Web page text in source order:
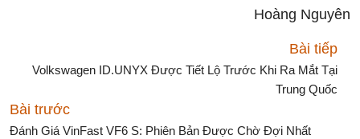
Hoàng Nguyên
Bài tiếp
Volkswagen ID.UNYX Được Tiết Lộ Trước Khi Ra Mắt Tại
Trung Quốc
Bài trước
Đánh Giá VinFast VF6 S: Phiên Bản Được Chờ Đợi Nhất